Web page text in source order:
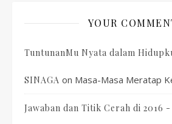
YOUR
TuntunanMu Nyata dalam
SINAGA on Masa-Masa Meratap
Jawaban dan Titik Cerah di 2016 -